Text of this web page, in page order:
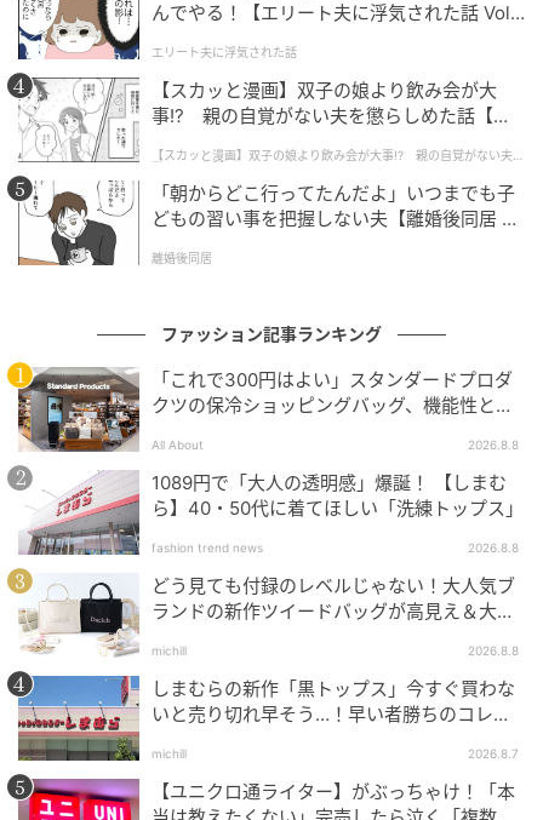
インレッドウェブ
インレッドウェブ
んでやる！【エリート夫に浮気された話 Vol.
エリート夫に浮気された話
【スカッと漫画】双子の娘より飲み会が大
事!? 親の自覚がない夫を懲らしめた話【第1
【スカッと漫画】双子の娘より飲み会が大事!? 親の自覚がない夫を
懲らしめた話
「朝からどこ行ってたんだよ」いつまでも子
どもの習い事を把握しない夫【離婚後同居 Vo
離婚後同居
ファッション記事ランキング
「これで300円はよい」スタンダードプロダ
クツの保冷ショッピングバッグ、機能性とデ
All About 2026.8.8
1089円で「大人の透明感」爆誕！ 【しまむ
ら】40・50代に着てほしい「洗練トップス」
fashion trend news 2026.8.8
どう見ても付録のレベルじゃない！大人気ブ
ランドの新作ツイードバッグが高見え＆大容
michill 2026.8.8
しまむらの新作「黒トップス」今すぐ買わな
いと売り切れ早そう…！早い者勝ちのコレ買
michill 2026.8.7
【ユニクロ通ライター】がぶっちゃけ！「本